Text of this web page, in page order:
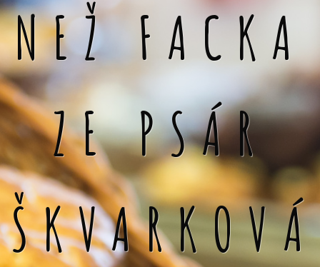
NEŽ FACKA
ZE PSÁR
ŠKVARKOVÁ